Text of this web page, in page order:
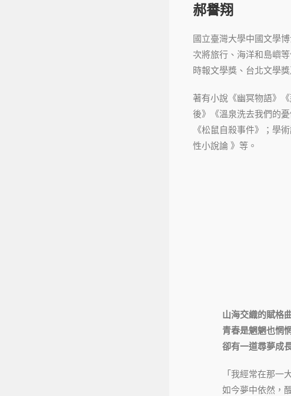
郝譽翔
國立臺灣大學中國文學
次將旅行、海洋和島嶼
時報文學獎、台北文學
著有小說《幽冥物語》
後》《溫泉洗去我們的
《松鼠自殺事件》；學
性小說論 》等。
山海交織的賦格
青春是魍魍也惘
卻有一道尋夢成
「我經常在那一
如今夢中依然，